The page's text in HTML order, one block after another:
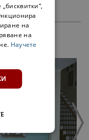
на
на
Научете